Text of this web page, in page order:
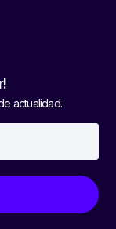
actualidad.